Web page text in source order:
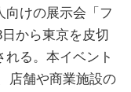
向けの展示会「フ
から東京を皮切
る。本イベント
店舗や商業施設の